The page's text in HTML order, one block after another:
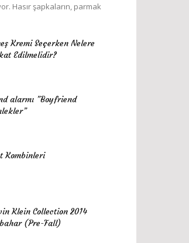
Hasır şapkaların, parmak
Kremi Seçerken Nelere
Edilmelidir?
alarmı ”Boyfriend
Kombinleri
Klein Collection 2014
(Pre-Fall)